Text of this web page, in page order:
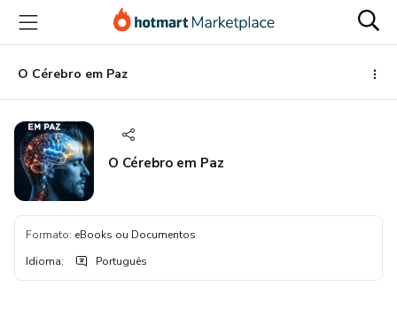
para
conteúdo
principal
para
pagamento
para
rodapé
O Cérebro em Paz
O Cérebro em Paz
Formato: eBooks ou Documentos
Idioma: Português